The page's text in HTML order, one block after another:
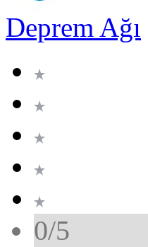
Deprem Ağı
0/5